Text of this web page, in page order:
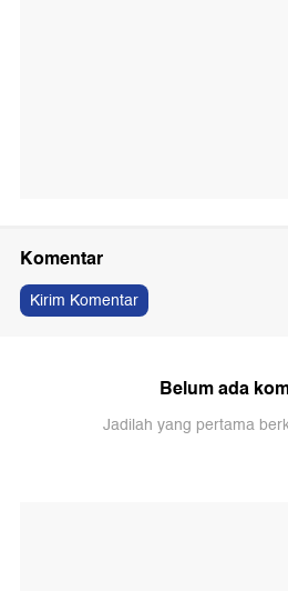
Komentar
Kirim Komentar
Belum ada
Jadilah yang pertama